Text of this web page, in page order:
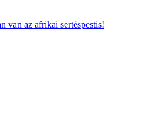
van az afrikai sertéspestis!